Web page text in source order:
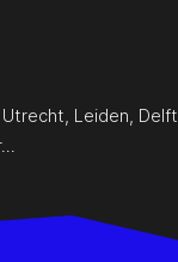
Utrecht Leiden Delft